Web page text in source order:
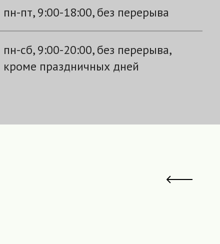
пн-пт, 9:00-18:00, без перерыва
пн-сб, 9:00-20:00, без перерыва,
кроме праздничных дней